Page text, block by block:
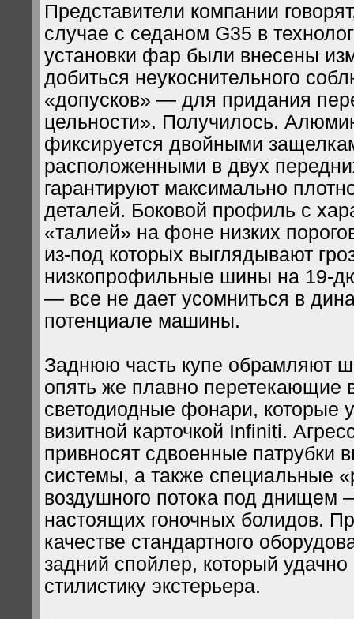
Представители компании
случае с седаном G35 в
установки фар были внесены
добиться неукоснительного
«допусков» — для придания
цельности». Получилось.
фиксируется двойными
расположенными в двух
гарантируют максимально
деталей. Боковой профиль с
«талией» на фоне низких
из-под которых выглядывают
низкопрофильные шины на 19-
— все не дает усомниться в
потенциале машины.
Заднюю часть купе обрамляют
опять же плавно перетекающие
светодиодные фонари, которые
визитной карточкой Infiniti.
привносят сдвоенные патрубки
системы, а также специальные
воздушного потока под днищем
настоящих гоночных болидов.
качестве стандартного
задний спойлер, который
стилистику экстерьера.